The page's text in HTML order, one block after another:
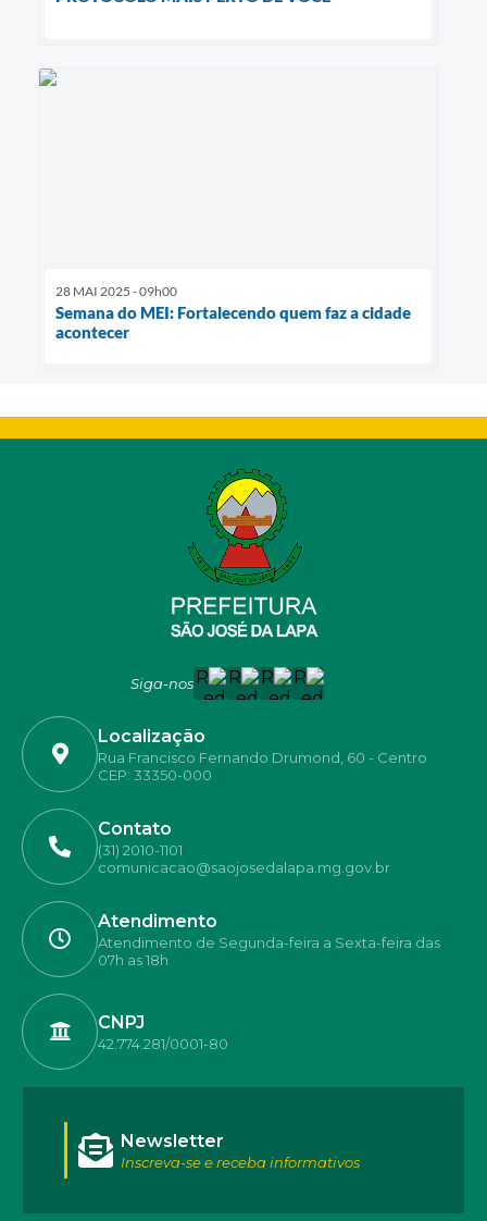
28 MAI 2025 - 09h00
Semana do MEI: Fortalecendo quem faz a cidade
acontecer
Siga-nos
Localização
Rua Francisco Fernando Drumond, 60 - Centro
CEP: 33350-000
Contato
(31) 2010-1101
comunicacao@saojosedalapa.mg.gov.br
Atendimento
Atendimento de Segunda-feira a Sexta-feira das
07h as 18h
CNPJ
42.774.281/0001-80
Newsletter
Inscreva-se e receba informativos